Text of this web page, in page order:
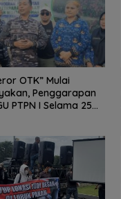
OTK” Mulai
Penggarapan
PTPN I Selama 25